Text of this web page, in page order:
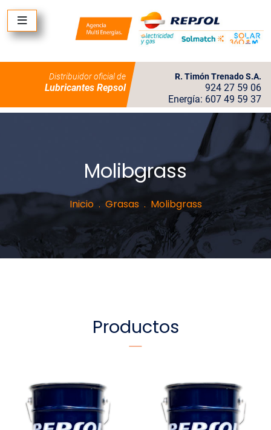
Distribuidor oficial de
Lubricantes Repsol
R. Timón Trenado S.A.
924 27 59 06
Energía: 607 49 59 37
Molibgrass
Inicio Grasas Molibgrass
Productos